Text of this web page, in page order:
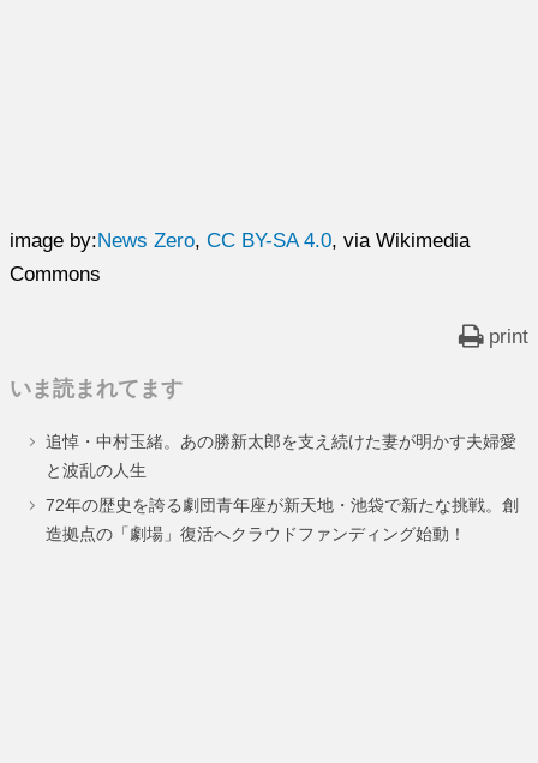
image by:News Zero,CC BY-SA 4.0, via Wikimedia
Commons
print
いま読まれてます
追悼・中村玉緒。あの勝新太郎を支え続けた妻が明かす夫婦愛
と波乱の人生
72年の歴史を誇る劇団青年座が新天地・池袋で新たな挑戦。創
造拠点の「劇場」復活へクラウドファンディング始動！